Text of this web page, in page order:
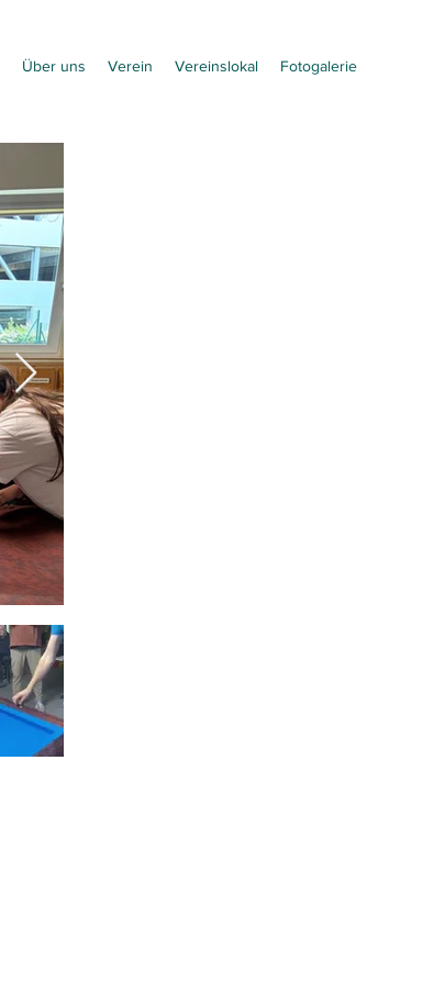
Über uns Verein Vereinslokal Fotogalerie